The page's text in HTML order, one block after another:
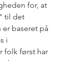
for, at
til det
baseret på
i
folk først har